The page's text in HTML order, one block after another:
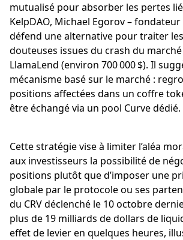
mutualisé pour absorber les pertes
KelpDAO, Michael Egorov – fondateur
défend une alternative pour traiter
douteuses issues du crash du
LlamaLend (environ 700 000 $). Il
mécanisme basé sur le marché :
positions affectées dans un coffre
être échangé via un pool Curve dédié.
Cette stratégie vise à limiter l’aléa
aux investisseurs la possibilité de
positions plutôt que d’imposer une
globale par le protocole ou ses
du CRV déclenché le 10 octobre
plus de 19 milliards de dollars de
effet de levier en quelques heures,